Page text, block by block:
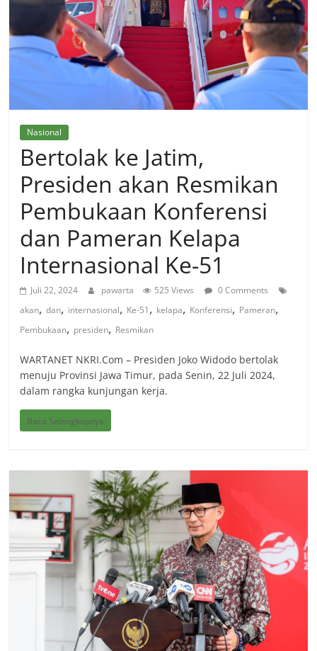
Nasional
Bertolak ke Jatim,
Presiden akan Resmikan
Pembukaan Konferensi
dan Pameran Kelapa
Internasional Ke-51
Juli 22, 2024 pawarta 525 Views
0 Comments
akan,dan, internasional, Ke-51, kelapa, Konferensi, Pameran,
Pembukaan, presiden, Resmikan
WARTANET NKRI.Com – Presiden Joko Widodo bertolak
menuju Provinsi Jawa Timur, pada Senin, 22 Juli 2024,
dalam rangka kunjungan kerja.
Baca Selengkapnya